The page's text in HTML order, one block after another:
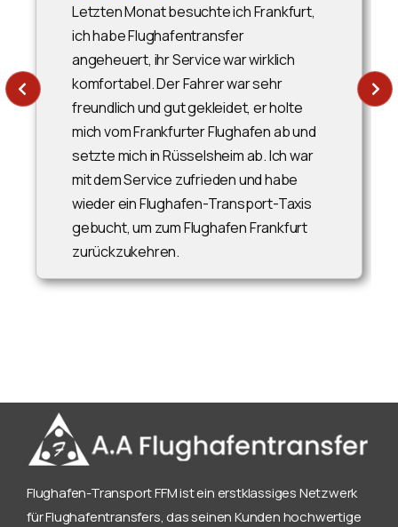
Letzten Monat besuchte ich Frankfurt,
ich habe Flughafentransfer
angeheuert, ihr Service war wirklich
komfortabel. Der Fahrer war sehr
freundlich und gut gekleidet, er holte
mich vom Frankfurter Flughafen ab und
setzte mich in Rüsselsheim ab. Ich war
mit dem Service zufrieden und habe
wieder ein Flughafen-Transport-Taxis
gebucht, um zum Flughafen Frankfurt
zurückzukehren.
Flughafen-Transport FFM ist ein erstklassiges Netzwerk
für Flughafentransfers, das seinen Kunden hochwertige